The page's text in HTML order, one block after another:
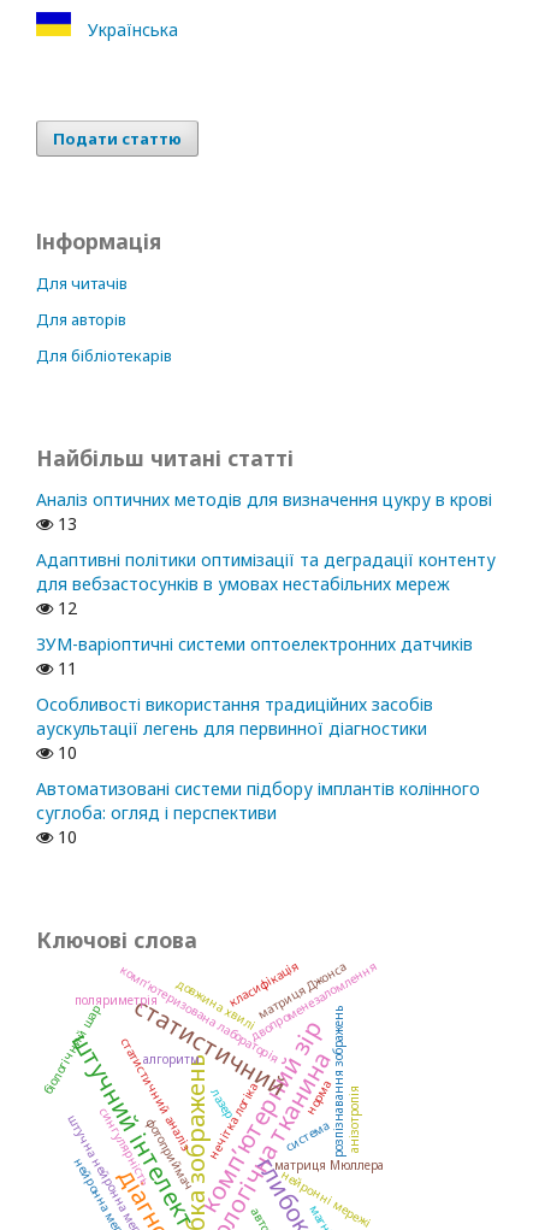
Українська
Подати статтю
Інформація
Для читачів
Для авторів
Для бібліотекарів
Найбільш читані статті
Аналіз оптичних методів для визначення цукру в крові
13
Адаптивні політики оптимізації та деградації контенту
для вебзастосунків в умовах нестабільних мереж
12
ЗУМ-варіоптичні системи оптоелектронних датчиків
11
Особливості використання традиційних засобів
аускультації легень для первинної діагностики
10
Автоматизовані системи підбору імплантів колінного
суглоба: огляд і перспективи
10
Ключові слова
біологічна тканина
обробка зображень
штучний інтелекткомп’ютерний зір
статистичний
нечітка логіка
фотоприймач матриця Мюллера
комп’ютеризована лабораторіядвопроменезаломлення
статистичний аналіз
алгоритм
лазер
довжина хвилі
біологічний шар
класифікація
нейронні мережі
штучна нейронна мережа
поляриметрія
система
матриця Джонса
нейронна мережа
розпізнавання зображеньанізотропія
сингулярність
норма